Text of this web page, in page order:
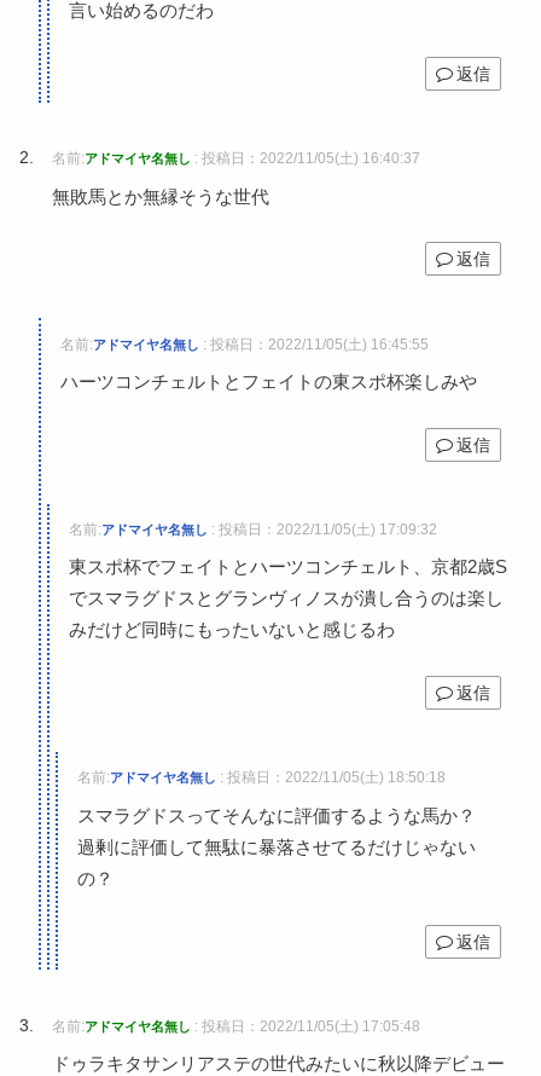
言い始めるのだわ
返信
名前:アドマイヤ名無し : 投稿日：2022/11/05(土) 16:40:37
無敗馬とか無縁そうな世代
返信
名前:アドマイヤ名無し : 投稿日：2022/11/05(土) 16:45:55
ハーツコンチェルトとフェイトの東スポ杯楽しみや
返信
名前:アドマイヤ名無し : 投稿日：2022/11/05(土) 17:09:32
東スポ杯でフェイトとハーツコンチェルト、京都2歳S
でスマラグドスとグランヴィノスが潰し合うのは楽し
みだけど同時にもったいないと感じるわ
返信
名前:アドマイヤ名無し : 投稿日：2022/11/05(土) 18:50:18
スマラグドスってそんなに評価するような馬か？
過剰に評価して無駄に暴落させてるだけじゃない
の？
返信
名前:アドマイヤ名無し : 投稿日：2022/11/05(土) 17:05:48
ドゥラキタサンリアステの世代みたいに秋以降デビュー